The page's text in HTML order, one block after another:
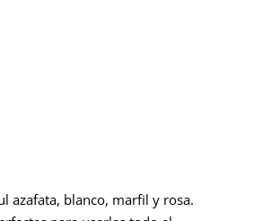
azafata, blanco, marfil y rosa.